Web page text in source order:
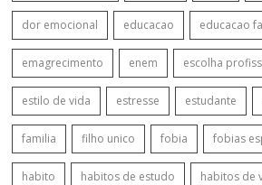
dor emocional educacao educacao
emagrecimento enem escolha
estilo de vida estresse estudante
familia filho unico fobia fobias
habito habitos de estudo habitos de